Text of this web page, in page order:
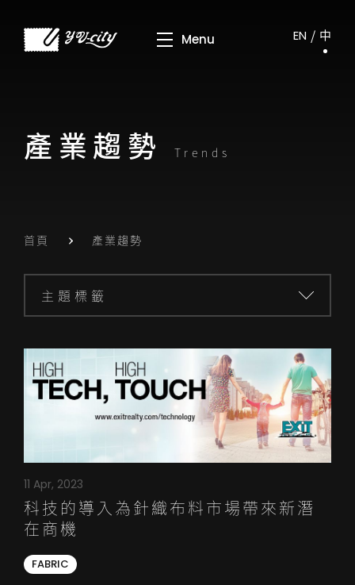
EN 中
產業趨勢 Trends
首頁 產業趨勢
主題標籤
11 Apr, 2023
科技的導入為針織布料市場帶來新潛
在商機
FABRIC